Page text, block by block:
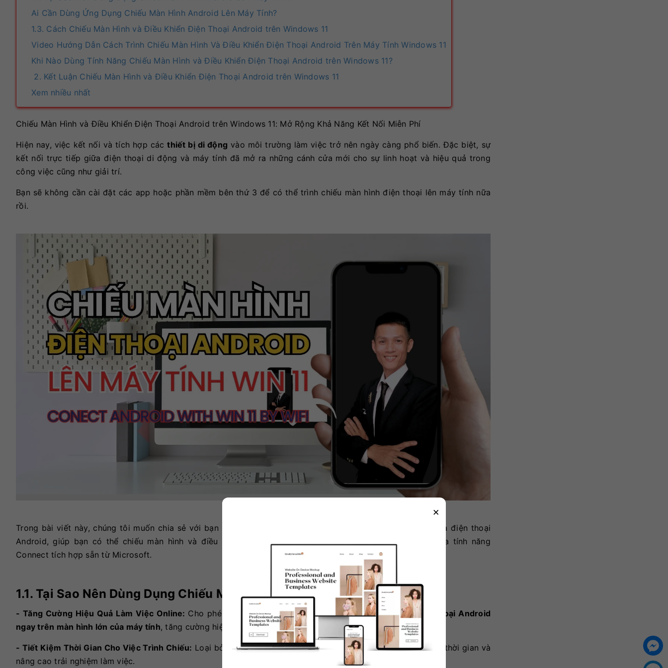
Ai Cần Dùng Ứng Dụng Chiếu Màn Hình Android Lên Máy Tính?
1.3. Cách Chiếu Màn Hình và Điều Khiển Điện Thoại Android trên Windows 11
Video Hướng Dẫn Cách Trình Chiếu Màn Hình Và Điều Khiển Điện Thoại Android Trên Máy Tính Windows 11
Khi Nào Dùng Tính Năng Chiếu Màn Hình và Điều Khiển Điện Thoại Android trên Windows 11?
2. Kết Luận Chiếu Màn Hình và Điều Khiển Điện Thoại Android trên Windows 11
Xem nhiều nhất
Chiếu Màn Hình và Điều Khiển Điện Thoại Android trên Windows 11: Mở Rộng Khả Năng Kết Nối Miễn Phí
Hiện nay, việc kết nối và tích hợp cácthiết bị di động vào môi trường làm việc trở nên ngày càng phổ biến. Đặc biệt, sự
kết nối trực tiếp giữa điện thoại di động và máy tính đã mở ra những cánh cửa mới cho sự linh hoạt và hiệu quả trong
công việc cũng như giải trí.
Bạn sẽ không cần cài đặt các app hoặc phần mềm bên thứ 3 để có thể trình chiếu màn hình điện thoại lên máy tính nữa
rồi.
Trong bài viết này, chúng tôi muốn chia sẻ với bạn một
đặc biệt trên hệ điều hành Windows 11 và điện thoại
Android, giúp bạn có thể chiếu màn hình và điều khiển điện thoại Android ngay trên máy tính thông qua tính năng
Connect tích hợp sẵn từ Microsoft.
1.1. Tại Sao Nên Dùng Dụng Chiếu Màn Hình Android Lên Máy Tính?
- Tăng Cường Hiệu Quả Làm Việc Online: Cho phép bạn dễ dàng truy cập và quản lý nội dung từ điện thoại Android
ngay trên màn hình lớn của máy tính, tăng cường hiệu suất làm việc.
- Tiết Kiệm Thời Gian Cho Việc Trình Chiếu: Loại bỏ sự cần phải chuyển đổi giữa các thiết bị, giúp tiết kiệm thời gian và
nâng cao trải nghiệm làm việc.
×